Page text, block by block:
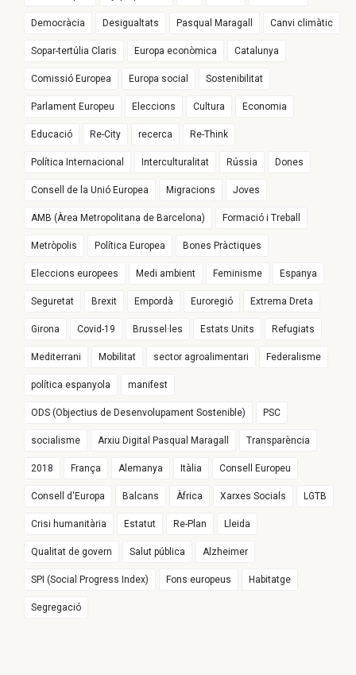
Democràcia Desigualtats Pasqual Maragall Canvi climàtic
Sopar-tertúlia Claris Europa econòmica Catalunya
Comissió Europea Europa social Sostenibilitat
Parlament Europeu Eleccions Cultura Economia
Educació Re-City recerca Re-Think
Política Internacional Interculturalitat Rússia Dones
Consell de la Unió Europea Migracions Joves
AMB (Àrea Metropolitana de Barcelona) Formació i Treball
Metròpolis Política Europea Bones Pràctiques
Eleccions europees Medi ambient Feminisme Espanya
Seguretat Brexit Empordà Euroregió Extrema Dreta
Girona Covid-19 Brussel·les Estats Units Refugiats
Mediterrani Mobilitat sector agroalimentari Federalisme
política espanyola manifest
ODS (Objectius de Desenvolupament Sostenible) PSC
socialisme Arxiu Digital Pasqual Maragall Transparència
2018 França Alemanya Itàlia Consell Europeu
Consell d'Europa Balcans Àfrica Xarxes Socials LGTB
Crisi humanitària Estatut Re-Plan Lleida
Qualitat de govern Salut pública Alzheimer
SPI (Social Progress Index) Fons europeus Habitatge
Segregació